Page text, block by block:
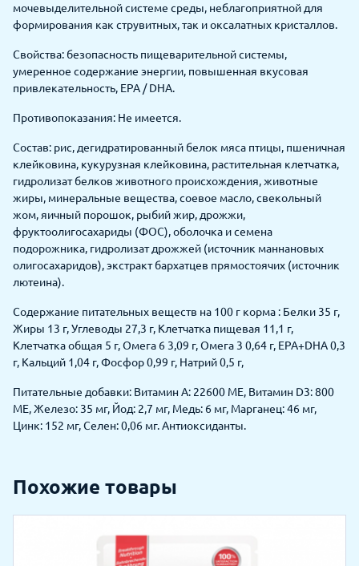
мочевыделительной системе среды, неблагоприятной для
формирования как струвитных, так и оксалатных кристаллов.
Свойства: безопасность пищеварительной системы,
умеренное содержание энергии, повышенная вкусовая
привлекательность, EPA / DHA.
Противопоказания: Не имеется.
Состав: рис, дегидратированный белок мяса птицы, пшеничная
клейковина, кукурузная клейковина, растительная клетчатка,
гидролизат белков животного происхождения, животные
жиры, минеральные вещества, соевое масло, свекольный
жом, яичный порошок, рыбий жир, дрожжи,
фруктоолигосахариды (ФОС), оболочка и семена
подорожника, гидролизат дрожжей (источник маннановых
олигосахаридов), экстракт бархатцев прямостоячих (источник
лютеина).
Содержание питательных веществ на 100 г корма : Белки 35 г,
Жиры 13 г, Углеводы 27,3 г, Клетчатка пищевая 11,1 г,
Клетчатка общая 5 г, Омега 6 3,09 г, Омега 3 0,64 г, EPA+DHA 0,3
г, Кальций 1,04 г, Фосфор 0,99 г, Натрий 0,5 г,
Питательные добавки: Витамин А: 22600 МЕ, Витамин D3: 800
МЕ, Железо: 35 мг, Йод: 2,7 мг, Медь: 6 мг, Марганец: 46 мг,
Цинк: 152 мг, Селен: 0,06 мг. Антиоксиданты.
Похожие товары